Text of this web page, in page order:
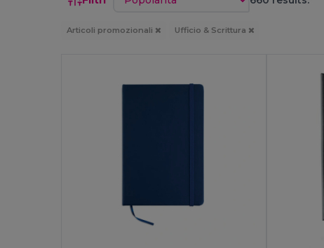
Articoli promozionali Ufficio & Scrittura